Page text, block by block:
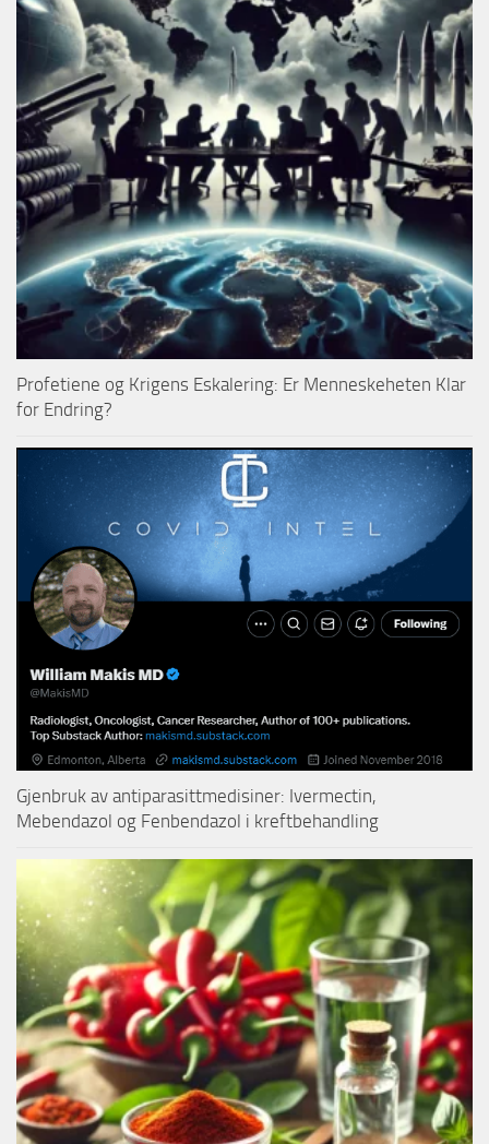
Profetiene og Krigens Eskalering: Er Menneskeheten Klar
for Endring?
Gjenbruk av antiparasittmedisiner: Ivermectin,
Mebendazol og Fenbendazol i kreftbehandling